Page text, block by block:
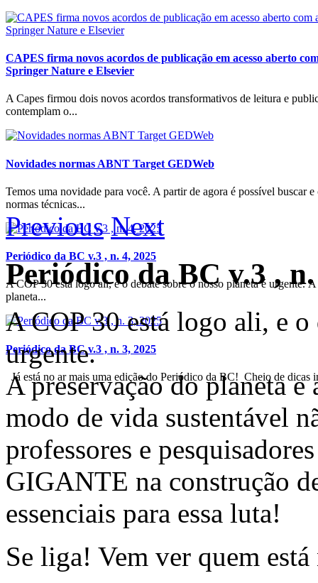
CAPES firma novos acordos de publicação em acesso aberto
Springer Nature e Elsevier
A Capes firmou dois novos acordos transformativos de leitura e
contemplam o...
Novidades normas ABNT Target GEDWeb
Temos uma novidade para você. A partir de agora é possível buscar e
normas técnicas...
Periódico da BC v.3 , n. 4, 2025
A COP 30 está logo ali, e o debate sobre o nosso planeta é urgente.
planeta...
Periódico da BC v.3 , n. 3, 2025
Já está no ar mais uma edição do Periódico da BC! Cheio de dicas
Previous Next
Periódico da BC v.3 ,
A COP 30 está logo ali, e o
urgente.
A preservação do planeta e
modo de vida sustentável
professores e
GIGANTE na construção
essenciais para essa luta!
Se liga! Vem ver quem